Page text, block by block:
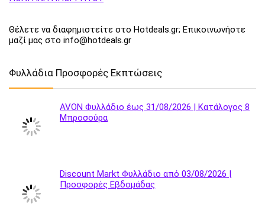
Θέλετε να διαφημιστείτε στο Hotdeals.gr; Επικοινωνήστε
μαζί μας στο info@hotdeals.gr
Φυλλάδια Προσφορές Εκπτώσεις
AVON Φυλλάδιο έως 31/08/2026 | Κατάλογος 8
Μπροσούρα
Discount Markt Φυλλάδιο από 03/08/2026 |
Προσφορές Εβδομάδας